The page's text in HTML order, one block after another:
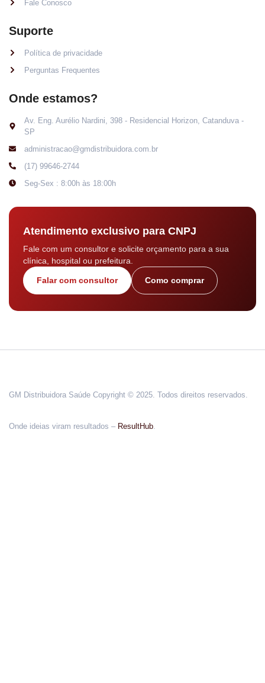
Fale Conosco
Suporte
Política de privacidade
Perguntas Frequentes
Onde estamos?
Av. Eng. Aurélio Nardini, 398 - Residencial Horizon, Catanduva -
SP
administracao@gmdistribuidora.com.br
(17) 99646-2744
Seg-Sex : 8:00h às 18:00h
Atendimento exclusivo para CNPJ
Fale com um consultor e solicite orçamento para a sua
clínica, hospital ou prefeitura.
Falar com consultor Como comprar
GM Distribuidora Saúde Copyright © 2025. Todos direitos reservados.
Onde ideias viram resultados – ResultHub.